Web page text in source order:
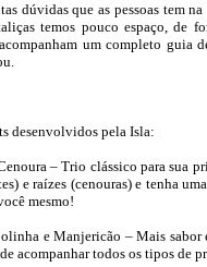
dúvidas que as pessoas tem
temos pouco espaço, de
um completo guia
desenvolvidos pela Isla:
– Trio clássico para sua
e raízes (cenouras) e tenha
mesmo!
e Manjericão – Mais sabor
acompanhar todos os tipos de